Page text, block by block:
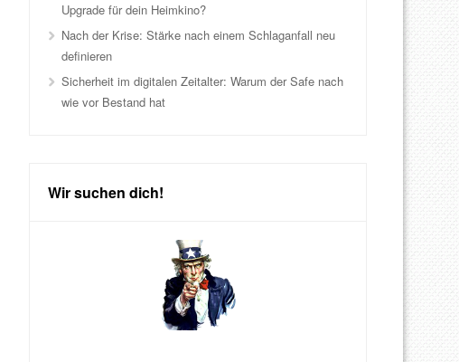
Upgrade für dein Heimkino?
Nach der Krise: Stärke nach einem Schlaganfall neu
definieren
Sicherheit im digitalen Zeitalter: Warum der Safe nach
wie vor Bestand hat
Wir suchen dich!